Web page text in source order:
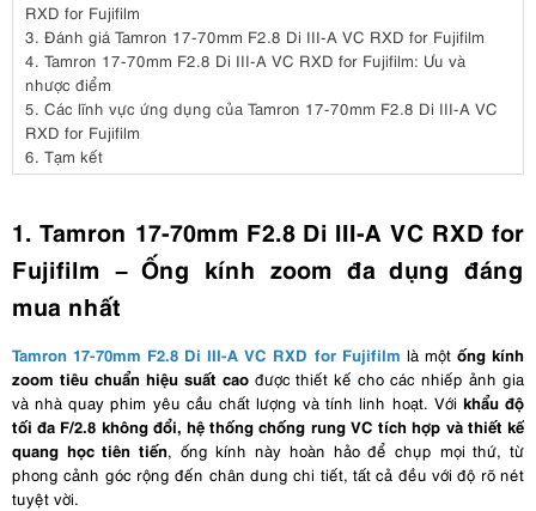
RXD for Fujifilm
3. Đánh giá Tamron 17-70mm F2.8 Di III-A VC RXD for Fujifilm
4. Tamron 17-70mm F2.8 Di III-A VC RXD for Fujifilm: Ưu và
nhược điểm
5. Các lĩnh vực ứng dụng của Tamron 17-70mm F2.8 Di III-A VC
RXD for Fujifilm
6. Tạm kết
1. Tamron 17-70mm F2.8 Di III-A VC RXD for
Fujifilm – Ống kính zoom đa dụng đáng
mua nhất
Tamron 17-70mm F2.8 Di III-A VC RXD for Fujifilm là mộtống kính
zoom tiêu chuẩn hiệu suất caođược thiết kế cho các nhiếp ảnh gia
và nhà quay phim yêu cầu chất lượng và tính linh hoạt. Với khẩu độ
tối đa F/2.8 không đổi, hệ thống chống rung VC tích hợp và thiết kế
quang học tiên tiến, ống kính này hoàn hảo để chụp mọi thứ, từ
phong cảnh góc rộng đến chân dung chi tiết, tất cả đều với độ rõ nét
tuyệt vời.